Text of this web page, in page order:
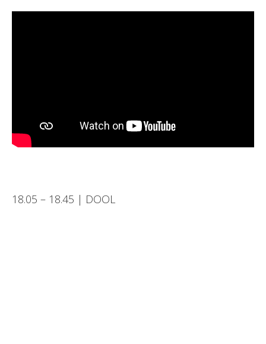
18.05 – 18.45 | DOOL